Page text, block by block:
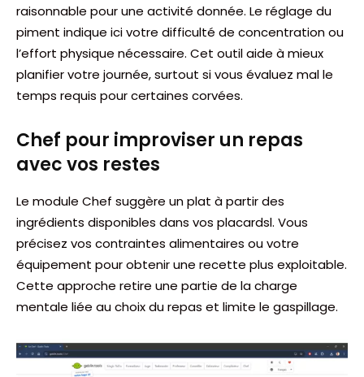
raisonnable pour une activité donnée. Le réglage du
piment indique ici votre difficulté de concentration ou
l’effort physique nécessaire. Cet outil aide à mieux
planifier votre journée, surtout si vous évaluez mal le
temps requis pour certaines corvées.
Chef pour improviser un repas
avec vos restes
Le module Chef suggère un plat à partir des
ingrédients disponibles dans vos placardsl. Vous
précisez vos contraintes alimentaires ou votre
équipement pour obtenir une recette plus exploitable.
Cette approche retire une partie de la charge
mentale liée au choix du repas et limite le gaspillage.